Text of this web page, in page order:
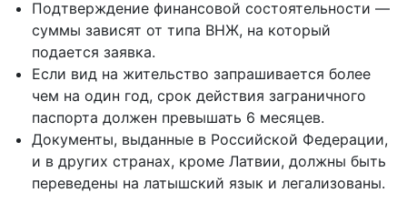
Подтверждение финансовой состоятельности —
суммы зависят от типа ВНЖ, на который
подается заявка.
Если вид на жительство запрашивается более
чем на один год, срок действия заграничного
паспорта должен превышать 6 месяцев.
Документы, выданные в Российской Федерации,
и в других странах, кроме Латвии, должны быть
переведены на латышский язык и легализованы.